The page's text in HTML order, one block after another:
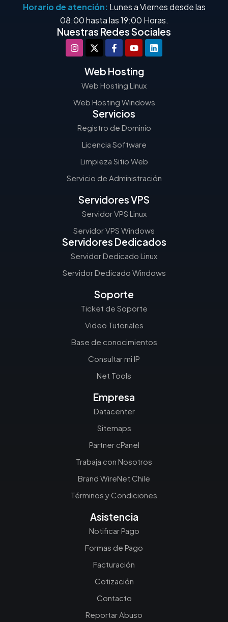
Horario de atención: Lunes a Viernes desde las
08:00 hasta las 19:00 Horas.
Nuestras Redes Sociales
Web Hosting
Web Hosting Linux
Web Hosting Windows
Servicios
Registro de Dominio
Licencia Software
Limpieza Sitio Web
Servicio de Administración
Servidores VPS
Servidor VPS Linux
Servidor VPS Windows
Servidores Dedicados
Servidor Dedicado Linux
Servidor Dedicado Windows
Soporte
Ticket de Soporte
Video Tutoriales
Base de conocimientos
Consultar mi IP
Net Tools
Empresa
Datacenter
Sitemaps
Partner cPanel
Trabaja con Nosotros
Brand WireNet Chile
Términos y Condiciones
Asistencia
Notificar Pago
Formas de Pago
Facturación
Cotización
Contacto
Reportar Abuso